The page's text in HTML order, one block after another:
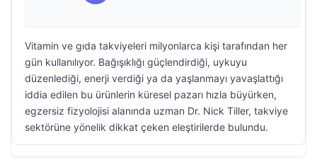
Vitamin ve gıda takviyeleri milyonlarca kişi tarafından her
gün kullanılıyor. Bağışıklığı güçlendirdiği, uykuyu
düzenlediği, enerji verdiği ya da yaşlanmayı yavaşlattığı
iddia edilen bu ürünlerin küresel pazarı hızla büyürken,
egzersiz fizyolojisi alanında uzman Dr. Nick Tiller, takviye
sektörüne yönelik dikkat çeken eleştirilerde bulundu.